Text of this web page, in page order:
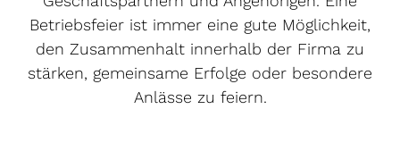
Betriebsfeier ist immer eine gute Möglichkeit,
den Zusammenhalt innerhalb der Firma zu
stärken, gemeinsame Erfolge oder besondere
Anlässe zu feiern.